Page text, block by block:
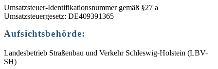
Umsatzsteuer-Identifikationsnummer gemäß §27 a
Umsatzsteuergesetz: DE409391365
Aufsichtsbehörde:
Landesbetrieb Straßenbau und Verkehr Schleswig-Holstein (LBV-
SH)